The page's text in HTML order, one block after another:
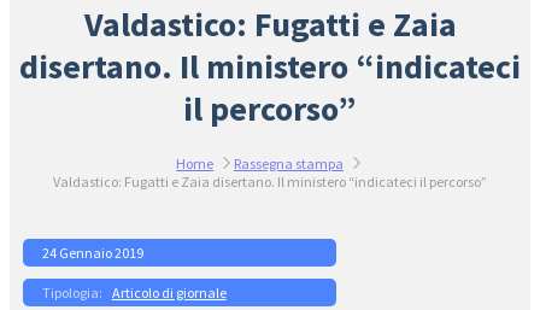
Valdastico: Fugatti e Zaia
disertano. Il ministero “indicateci
il percorso”
Home
Rassegna stampa
Valdastico: Fugatti e Zaia disertano. Il ministero “indicateci il percorso”
24 Gennaio 2019
Articolo di giornale